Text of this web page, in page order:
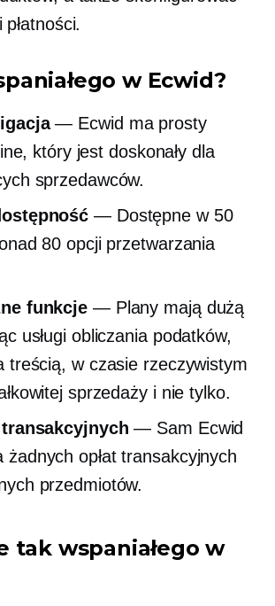
płatności.
w Ecwid?
— Ecwid ma prosty
który jest doskonały dla
sprzedawców.
— Dostępne w 50
80 opcji przetwarzania
funkcje — Plany mają dużą
usługi obliczania podatków,
treścią, w czasie rzeczywistym
sprzedaży i nie tylko.
transakcyjnych — Sam Ecwid
żadnych opłat transakcyjnych
przedmiotów.
tak wspaniałego w